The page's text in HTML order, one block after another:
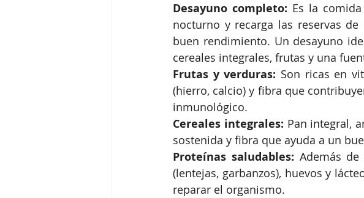
Desayuno completo: Es la
nocturno y recarga las reservas
buen rendimiento. Un desayuno
cereales integrales, frutas y una
Frutas y verduras: Son ricas en
(hierro, calcio) y fibra que
inmunológico.
Cereales integrales: Pan integral,
sostenida y fibra que ayuda a un
Proteínas saludables: Además
(lentejas, garbanzos), huevos y
reparar el organismo.